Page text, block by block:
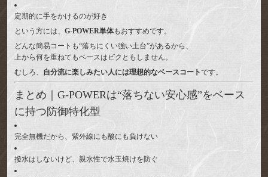
定期的に手をかけるのが好き
という方には、 G-POWER単体もおすすめです。
どんな簡易コートも“落ちにくい強い土台”があるから、
上から何を重ねてもベースはビクともしません。
むしろ、 自分流に楽しみたい人には理想的なベースコートです。
まとめ｜G-POWERは“落ちない安心感”をベース
に持つ防御特化型
完全無機だから、紫外線にも酸にも負けない
撥水はしないけど、親水性で水玉焼けを防ぐ